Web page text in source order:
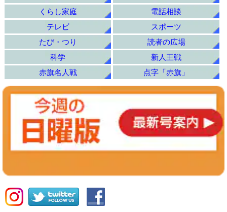
くらし家庭
電話相談
テレビ
スポーツ
たび・つり
読者の広場
科学
新人王戦
赤旗名人戦
点字「赤旗」